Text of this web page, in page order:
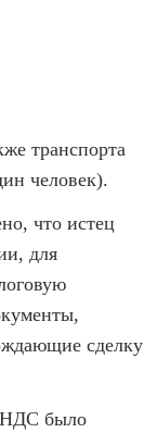
транспорта
человек).
что истец
для
сделку
НДС было